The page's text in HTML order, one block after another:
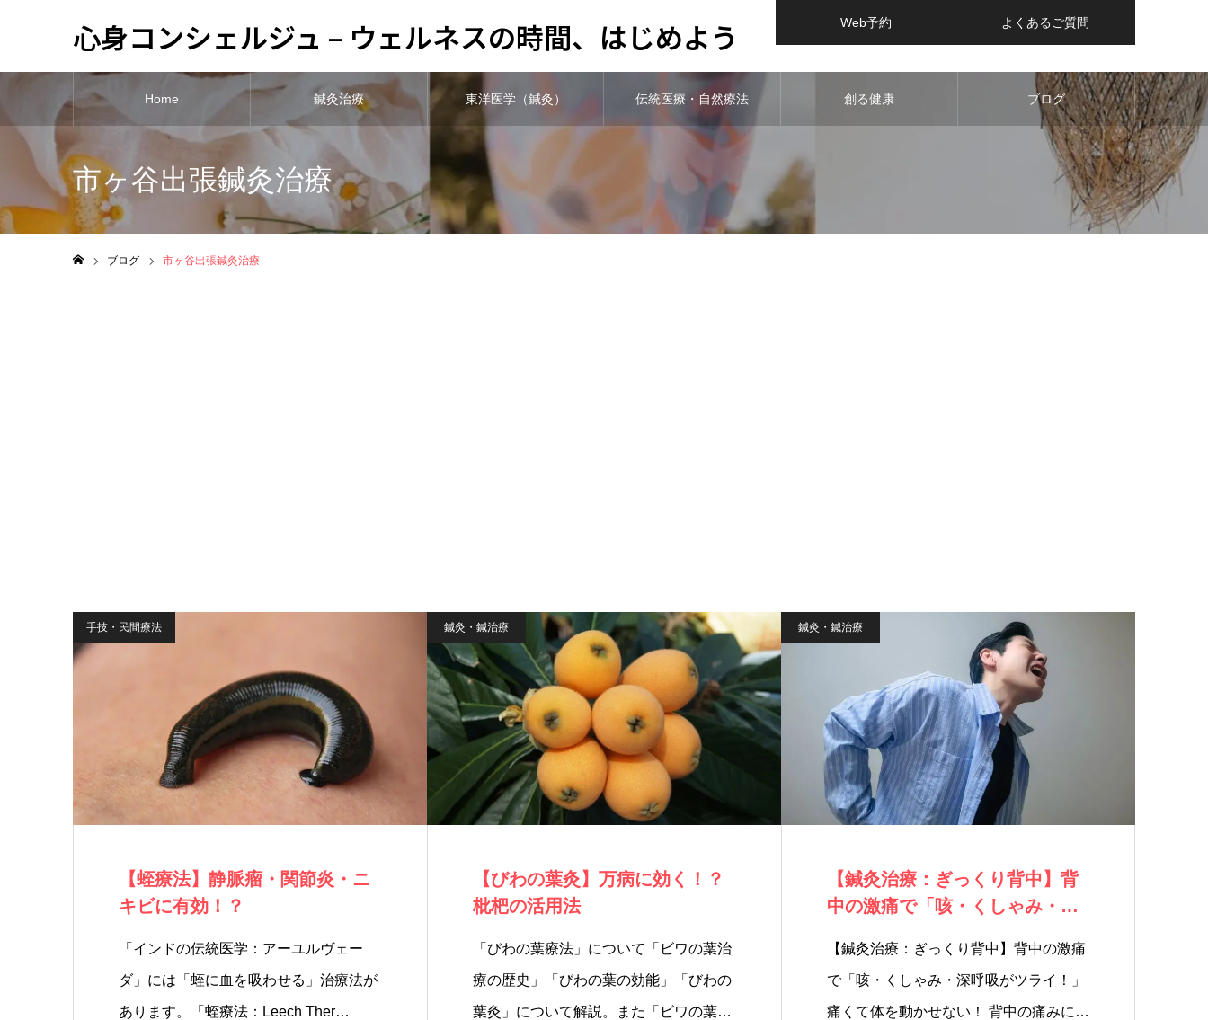
心身コンシェルジュ – ウェルネスの時間、はじめよう Web予約 よくあるご質問
Home 鍼灸治療 東洋医学（鍼灸） 伝統医療・自然療法 創る健康 ブログ
市ヶ谷出張鍼灸治療
ブログ 市ヶ谷出張鍼灸治療
手技・民間療法
【蛭療法】静脈瘤・関節炎・ニ
キビに有効！？
「インドの伝統医学：アーユルヴェー
ダ」には「蛭に血を吸わせる」治療法が
あります。「蛭療法：Leech Ther…
鍼灸・鍼治療
【びわの葉灸】万病に効く！？
枇杷の活用法
「びわの葉療法」について「ビワの葉治
療の歴史」「びわの葉の効能」「びわの
葉灸」について解説。また「ビワの葉の
鍼灸・鍼治療
【鍼灸治療：ぎっくり背中】背
中の激痛で「咳・くしゃみ・深
【鍼灸治療：ぎっくり背中】背中の激痛
で「咳・くしゃみ・深呼吸がツライ！」
痛くて体を動かせない！ 背中の痛みに